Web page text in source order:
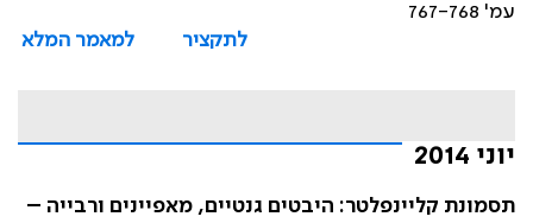
עמ' 767-768
לתקציר
למאמר המלא
יוני 2014
תסמונת קליינפלטר: היבטים גנטיים, מאפיינים ורבייה –